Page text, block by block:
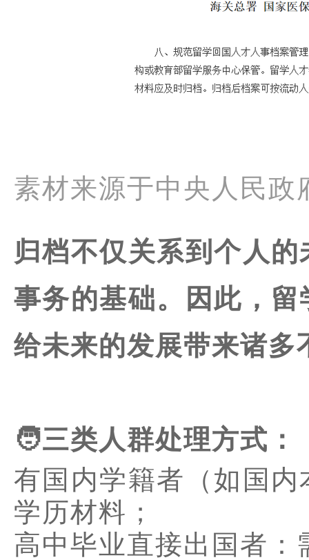
素材来源于中央人民政
归档不仅关系到个人
事务的基础。因此，
给未来的发展带来诸多
🧑三类人群处理方式：
有国内学籍者（如国
学历材料；
高中毕业直接出国者